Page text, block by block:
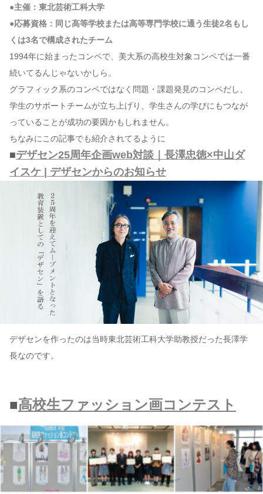
●主催：東北芸術工科大学
●応募資格：同じ高等学校または高等専門学校に通う生徒2名もし
くは3名で構成されたチーム
1994年に始まったコンペで、美大系の高校生対象コンペでは一番
続いてるんじゃないかしら。
グラフィック系のコンペではなく問題・課題発見のコンペだし、
学生のサポートチームが立ち上げり、学生さんの学びにもつなが
っていることが成功の要因かもしれません。
ちなみにこの記事でも紹介されてるように
■デザセン25周年企画web対談｜長澤忠徳×中山ダ
イスケ | デザセンからのお知らせ
デザセンを作ったのは当時東北芸術工科大学助教授だった長澤学
長なのです。
■高校生ファッション画コンテスト